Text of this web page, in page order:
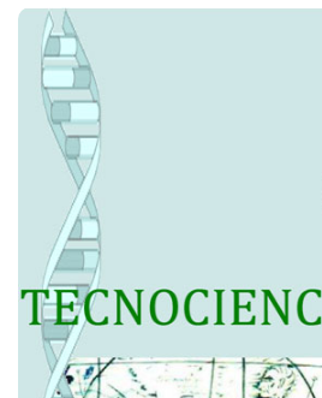
Imagen de portada